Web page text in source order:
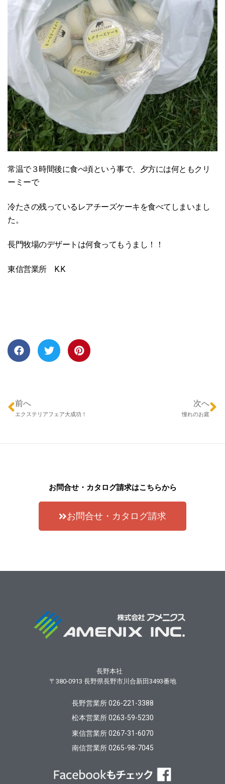
常温で３時間後に食べ頃という事で、夕方には何ともクリ
ーミーで
冷たさの残っているレアチーズケーキを食べてしまいまし
た。
長門牧場のデザートは何食ってもうまし！！
東信営業所 K.K
前へ
エクステリアフェア大成功！
次へ
憧れのお庭
お問合せ・カタログ請求はこちらから
お問合せ・カタログ請求
長野本社
〒380-0913 長野県長野市川合新田3493番地
長野営業所 026-221-3388
松本営業所 0263-59-5230
東信営業所 0267-31-6070
南信営業所 0265-98-7045